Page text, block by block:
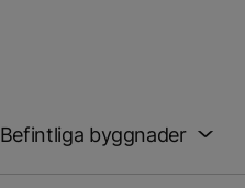
Befintliga byggnader